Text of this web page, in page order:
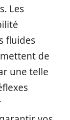
Les
fluides
de
une telle